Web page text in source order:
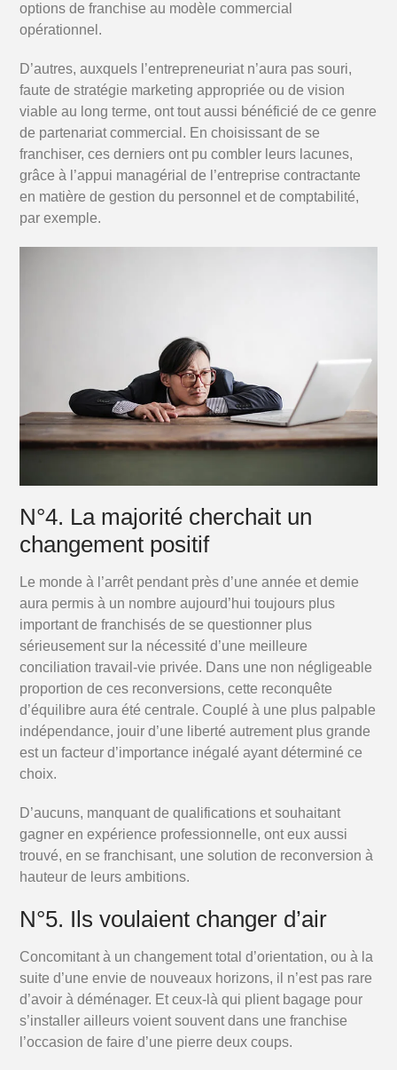
options de franchise au modèle commercial
opérationnel.
D’autres, auxquels l’entrepreneuriat n’aura pas souri,
faute de stratégie marketing appropriée ou de vision
viable au long terme, ont tout aussi bénéficié de ce genre
de partenariat commercial. En choisissant de se
franchiser, ces derniers ont pu combler leurs lacunes,
grâce à l’appui managérial de l’entreprise contractante
en matière de gestion du personnel et de comptabilité,
par exemple.
N°4. La majorité cherchait un
changement positif
Le monde à l’arrêt pendant près d’une année et demie
aura permis à un nombre aujourd’hui toujours plus
important de franchisés de se questionner plus
sérieusement sur la nécessité d’une meilleure
conciliation travail-vie privée. Dans une non négligeable
proportion de ces reconversions, cette reconquête
d’équilibre aura été centrale. Couplé à une plus palpable
indépendance, jouir d’une liberté autrement plus grande
est un facteur d’importance inégalé ayant déterminé ce
choix.
D’aucuns, manquant de qualifications et souhaitant
gagner en expérience professionnelle, ont eux aussi
trouvé, en se franchisant, une solution de reconversion à
hauteur de leurs ambitions.
N°5. Ils voulaient changer d’air
Concomitant à un changement total d’orientation, ou à la
suite d’une envie de nouveaux horizons, il n’est pas rare
d’avoir à déménager. Et ceux-là qui plient bagage pour
s’installer ailleurs voient souvent dans une franchise
l’occasion de faire d’une pierre deux coups.